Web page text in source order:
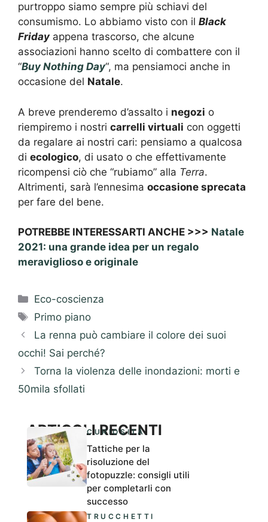
purtroppo siamo sempre più schiavi del
consumismo. Lo abbiamo visto con il Black
Fridayappena trascorso, che alcune
associazioni hanno scelto di combattere con il
“Buy Nothing Day“, ma pensiamoci anche in
occasione del Natale.
A breve prenderemo d’assalto i negozi o
riempiremo i nostri carrelli virtuali con oggetti
da regalare ai nostri cari: pensiamo a qualcosa
di ecologico, di usato o che effettivamente
ricompensi ciò che “rubiamo” alla Terra.
Altrimenti, sarà l’ennesima occasione sprecata
per fare del bene.
POTREBBE INTERESSARTI ANCHE >>> Natale
2021: una grande idea per un regalo
meraviglioso e originale
Categorie
Eco-coscienza
Tag
Primo piano
La renna può cambiare il colore dei suoi
occhi! Sai perché?
Torna la violenza delle inondazioni: morti e
50mila sfollati
ARTICOLI RECENTI
CURIOSITÀ
Tattiche per la
risoluzione del
fotopuzzle: consigli utili
per completarli con
successo
TRUCCHETTI